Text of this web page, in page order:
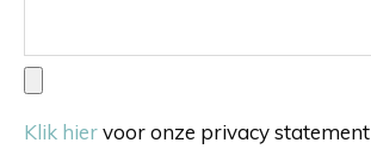
Klik hiervoor onze privacy statement